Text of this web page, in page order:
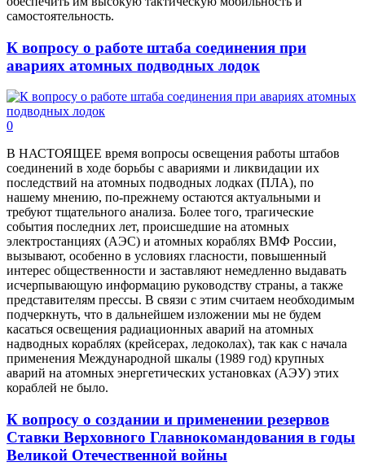
самостоятельность.
К вопросу о работе штаба соединения при
авариях атомных подводных лодок
0
В НАСТОЯЩЕЕ время вопросы освещения работы штабов
соединений в ходе борьбы с авариями и ликвидации их
последствий на атомных подводных лодках (ПЛА), по
нашему мнению, по-прежнему остаются актуальными и
требуют тщательного анализа. Более того, трагические
события последних лет, происшедшие на атомных
электростанциях (АЭС) и атомных кораблях ВМФ России,
вызывают, особенно в условиях гласности, повышенный
интерес общественности и заставляют немедленно выдавать
исчерпывающую информацию руководству страны, а также
представителям прессы. В связи с этим считаем необходимым
подчеркнуть, что в дальнейшем изложении мы не будем
касаться освещения радиационных аварий на атомных
надводных кораблях (крейсерах, ледоколах), так как с начала
применения Международной шкалы (1989 год) крупных
аварий на атомных энергетических установках (АЭУ) этих
кораблей не было.
К вопросу о создании и применении резервов
Ставки Верховного Главнокомандования в годы
Великой Отечественной войны